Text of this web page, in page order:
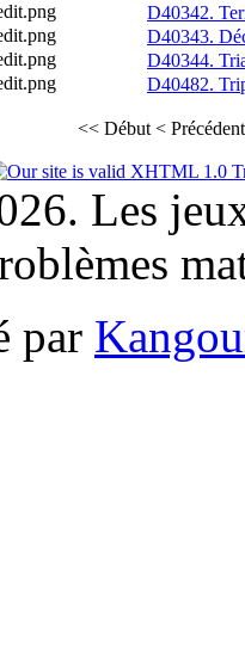
D40342.
D40343.
D40344.
D40482.
<< Début < Précédent
Les
par